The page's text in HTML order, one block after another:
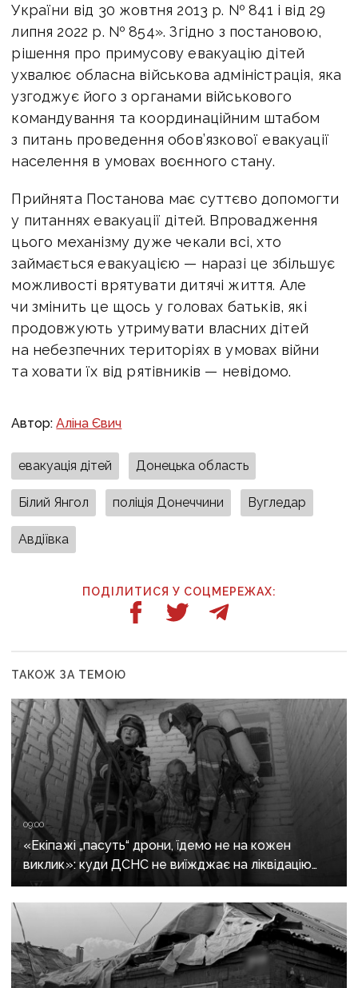
України від 30 жовтня 2013 р. № 841 і від 29
липня 2022 р. № 854».Згідно з постановою,
рішення про примусову евакуацію дітей
ухвалює обласна військова адміністрація, яка
узгоджує його з органами військового
командування та координаційним штабом
з питань проведення обов’язкової евакуації
населення в умовах воєнного стану.
Прийнята Постанова має суттєво допомогти
у питаннях евакуації дітей. Впровадження
цього механізму дуже чекали всі, хто
займається евакуацією — наразі це збільшує
можливості врятувати дитячі життя. Але
чи змінить це щось у головах батьків, які
продовжують утримувати власних дітей
на небезпечних територіях в умовах війни
та ховати їх від рятівників — невідомо.
Автор:Аліна Євич
евакуація дітей Донецька область
Білий Янгол поліція Донеччини Вугледар
Авдіївка
ПОДІЛИТИСЯ У СОЦМЕРЕЖАХ:
ТАКОЖ ЗА ТЕМОЮ
09:00
«Екіпажі „пасуть“ дрони, їдемо не на кожен
виклик»: куди ДСНС не виїжджає на ліквідацію
надзвичайних ситуацій у Краматорську
та Слов’янську